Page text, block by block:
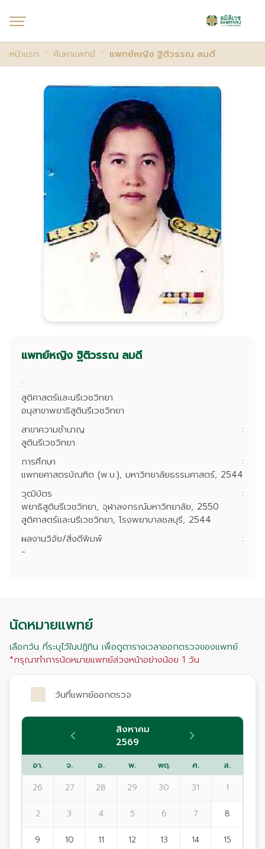
หน้าแรก ค้นหาแพทย์ แพทย์หญิง ฐิติวรรณ ลมดี
แพทย์หญิง ฐิติวรรณ ลมดี
:
สูติศาสตร์และนรีเวชวิทยา
อนุสาขาพยาธิสูตินรีเวชวิทยา
สาขาความชำนาญ
:
สูตินรีเวชวิทยา
การศึกษา
:
แพทยศาสตรบัณฑิต (พ.บ.), มหาวิทยาลัยธรรมศาสตร์, 2544
วุฒิบัตร
:
พยาธิสูตินรีเวชวิทยา, จุฬาลงกรณ์มหาวิทยาลัย, 2550
สูติศาสตร์และนรีเวชวิทยา, โรงพยาบาลชลบุรี, 2544
ผลงานวิจัย/สิ่งตีพิมพ์
:
-
นัดหมายแพทย์
เลือกวัน ที่ระบุไว้ในปฎิทิน เพื่อดูตารางเวลาออกตรวจของแพทย์
*กรุณาทำการนัดหมายแพทย์ล่วงหน้าอย่างน้อย 1 วัน
วันที่แพทย์ออกตรวจ
สิงหาคม
2569
อา. จ. อ. พ. พฤ. ศ. ส.
26 27 28 29 30 31 1
2 3 4 5 6 7 8
9 10 11 12 13 14 15